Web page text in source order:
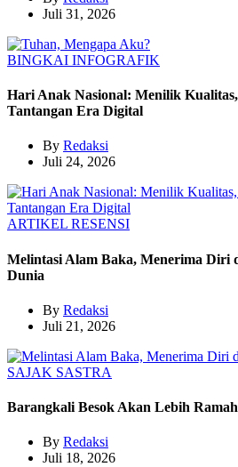
Juli 31, 2026
BINGKAI INFOGRAFIK
Hari Anak Nasional: Menilik
Tantangan Era Digital
By Redaksi
Juli 24, 2026
ARTIKEL RESENSI
Melintasi Alam Baka, Menerima Diri
Dunia
By Redaksi
Juli 21, 2026
SAJAK SASTRA
Barangkali Besok Akan Lebih Ramah
By Redaksi
Juli 18, 2026